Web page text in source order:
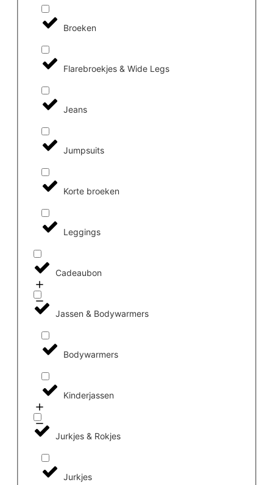
Broeken
Flarebroekjes & Wide Legs
Jeans
Jumpsuits
Korte broeken
Leggings
Cadeaubon
Jassen & Bodywarmers
Bodywarmers
Kinderjassen
Jurkjes & Rokjes
Jurkjes